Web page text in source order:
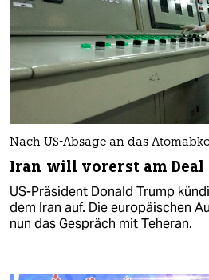
Nach US-Absage an das
Iran will vorerst am
US-Präsident Donald Trump
dem Iran auf. Die europäischen
nun das Gespräch mit Teheran.